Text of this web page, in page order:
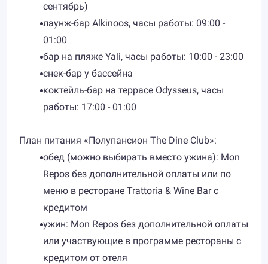
сентябрь)
лаунж-бар Alkinoos, часы работы: 09:00 -
01:00
бар на пляже Yali, часы работы: 10:00 - 23:00
снек-бар у бассейна
коктейль-бар на террасе Odysseus, часы
работы: 17:00 - 01:00
План питания «Полупансион The Dine Club»:
обед (можно выбирать вместо ужина): Mon
Repos без дополнительной оплаты или по
меню в ресторане Trattoria & Wine Bar с
кредитом
ужин: Mon Repos без дополнительной оплаты
или участвующие в программе рестораны с
кредитом от отеля